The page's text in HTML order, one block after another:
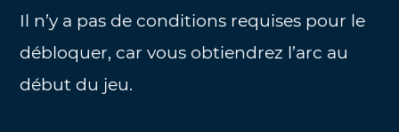
Il n’y a pas de conditions requises pour le
débloquer, car vous obtiendrez l’arc au
début du jeu.